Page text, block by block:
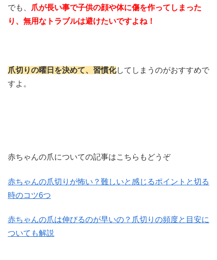
でも、
爪が長い事で子供の顔や体に傷を作ってしまった
り、無用なトラブルは避けたいですよね！
爪切りの曜日を決めて、習慣化してしまうのがおすすめで
すよ。
赤ちゃんの爪についての記事はこちらもどうぞ
赤ちゃんの爪切りが怖い？難しいと感じるポイントと切る
時のコツ6つ
赤ちゃんの爪は伸びるのが早いの？爪切りの頻度と目安に
ついても解説